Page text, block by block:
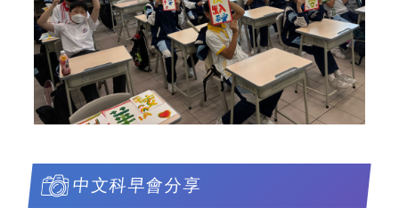
中文科早會分享